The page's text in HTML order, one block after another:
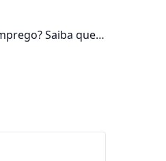
Saiba que